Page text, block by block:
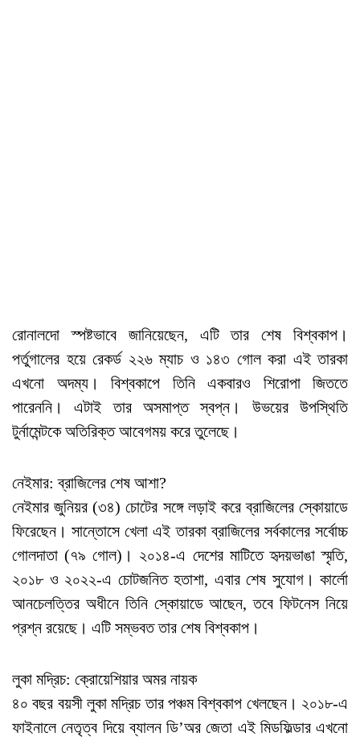
রোনালদো স্পষ্টভাবে জানিয়েছেন, এটি তার শেষ বিশ্বকাপ।
পর্তুগালের হয়ে রেকর্ড ২২৬ ম্যাচ ও ১৪৩ গোল করা এই তারকা
এখনো অদম্য। বিশ্বকাপে তিনি একবারও শিরোপা জিততে
পারেননি। এটাই তার অসমাপ্ত স্বপ্ন। উভয়ের উপস্থিতি
টুর্নামেন্টকে অতিরিক্ত আবেগময় করে তুলেছে।
নেইমার: ব্রাজিলের শেষ আশা?
নেইমার জুনিয়র (৩৪) চোটের সঙ্গে লড়াই করে ব্রাজিলের স্কোয়াডে
ফিরেছেন। সান্তোসে খেলা এই তারকা ব্রাজিলের সর্বকালের সর্বোচ্চ
গোলদাতা (৭৯ গোল)। ২০১৪-এ দেশের মাটিতে হৃদয়ভাঙা স্মৃতি,
২০১৮ ও ২০২২-এ চোটজনিত হতাশা, এবার শেষ সুযোগ। কার্লো
আনচেলত্তির অধীনে তিনি স্কোয়াডে আছেন, তবে ফিটনেস নিয়ে
প্রশ্ন রয়েছে। এটি সম্ভবত তার শেষ বিশ্বকাপ।
লুকা মদ্রিচ: ক্রোয়েশিয়ার অমর নায়ক
৪০ বছর বয়সী লুকা মদ্রিচ তার পঞ্চম বিশ্বকাপ খেলছেন। ২০১৮-এ
ফাইনালে নেতৃত্ব দিয়ে ব্যালন ডি’অর জেতা এই মিডফিল্ডার এখনো